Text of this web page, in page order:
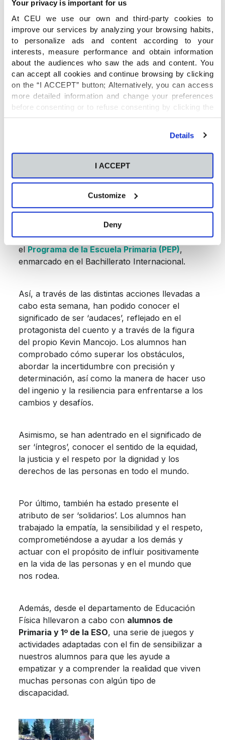
Your privacy is important for us
At CEU we use our own and third-party cookies to
improve our services by analyzing your browsing habits,
to personalize ads and content according to your
interests, measure performance and obtain information
about the audiences who saw the ads and content. You
can accept all cookies and continue browsing by clicking
on the “I ACCEPT” button; Alternatively, you can access
more detailed information and change your preferences
before consenting or to refuse consenting by clicking the
"Personalize" button. For more information you can visit
Details
I ACCEPT
Customize
Deny
Cuento ‘El Cazo de Lorenzo’
Otras de las acciones enmarcadas en el Día
Internacional de las Personas con Discapacidad
fue la lectura del cuento ‘El Cazo de Lorenzo’. A
través de esta historia, los alumnos de Infantil y
Primaria trabajaron temas como la diversidad, el
respeto y la empatía. La iniciativa culminó con la
Audaces, Íntegros, Solidarios
Los alumnos de Infantil y Primaria están
trabajando durante este primer trimestre en el
conocimiento de los diez atributos que engloba
el Programa de la Escuela Primaria (PEP),
enmarcado en el Bachillerato Internacional.
Así, a través de las distintas acciones llevadas a
cabo esta semana, han podido conocer el
significado de ser ‘audaces’, reflejado en el
protagonista del cuento y a través de la figura
del propio Kevin Mancojo. Los alumnos han
comprobado cómo superar los obstáculos,
abordar la incertidumbre con precisión y
determinación, así como la manera de hacer uso
del ingenio y la resiliencia para enfrentarse a los
cambios y desafíos.
Asimismo, se han adentrado en el significado de
ser ‘íntegros’, conocer el sentido de la equidad,
la justicia y el respeto por la dignidad y los
derechos de las personas en todo el mundo.
Por último, también ha estado presente el
atributo de ser ‘solidarios’. Los alumnos han
trabajado la empatía, la sensibilidad y el respeto,
comprometiéndose a ayudar a los demás y
actuar con el propósito de influir positivamente
en la vida de las personas y en el mundo que
nos rodea.
Además, desde el departamento de Educación
Física hllevaron a cabo con alumnos de
Primaria y 1º de la ESO, una serie de juegos y
actividades adaptadas con el fin de sensibilizar a
nuestros alumnos para que les ayude a
empatizar y a comprender la realidad que viven
muchas personas con algún tipo de
discapacidad.